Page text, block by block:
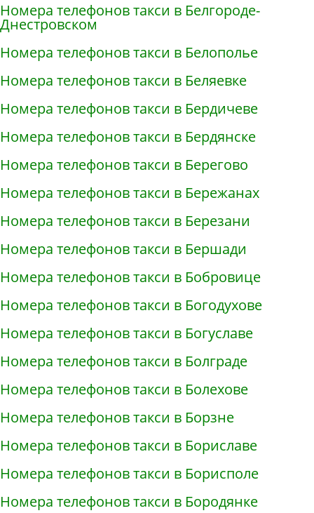
Номера телефонов такси в Белгороде-
Днестровском
Номера телефонов такси в Белополье
Номера телефонов такси в Беляевке
Номера телефонов такси в Бердичеве
Номера телефонов такси в Бердянске
Номера телефонов такси в Берегово
Номера телефонов такси в Бережанах
Номера телефонов такси в Березани
Номера телефонов такси в Бершади
Номера телефонов такси в Бобровице
Номера телефонов такси в Богодухове
Номера телефонов такси в Богуславе
Номера телефонов такси в Болграде
Номера телефонов такси в Болехове
Номера телефонов такси в Борзне
Номера телефонов такси в Бориславе
Номера телефонов такси в Борисполе
Номера телефонов такси в Бородянке